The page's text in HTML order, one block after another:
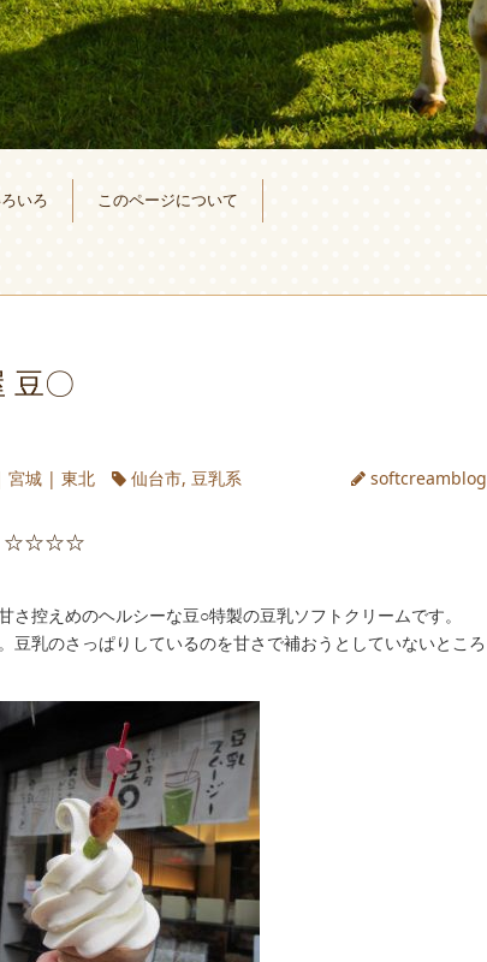
いろ このページについて
豆〇
宮城 |東北 仙台市, 豆乳系 softcreamblog
☆☆☆☆
さ控えめのヘルシーな豆○特製の豆乳ソフトクリームです。
豆乳のさっぱりしているのを甘さで補おうとしていないところ